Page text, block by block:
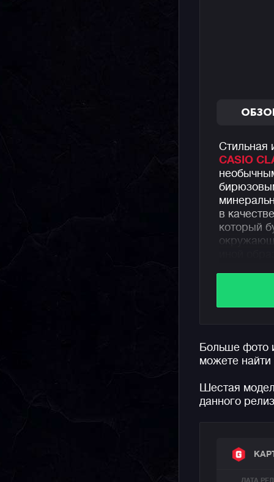
Стильная
CASIO
в
который
защиту от
простым
подходит
Больше фото
можете
Шестая
данного
ДАТА